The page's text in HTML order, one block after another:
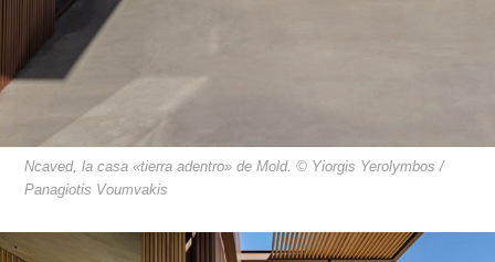
Ncaved, la casa «tierra adentro» de Mold. © Yiorgis Yerolymbos /
Panagiotis Voumvakis